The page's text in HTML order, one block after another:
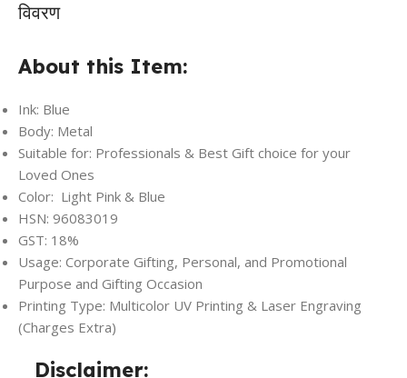
विवरण
About this Item:
Ink: Blue
Body: Metal
Suitable for: Professionals & Best Gift choice for your
Loved Ones
Color: Light Pink & Blue
HSN: 96083019
GST: 18%
Usage: Corporate Gifting, Personal, and Promotional
Purpose and Gifting Occasion
Printing Type: Multicolor UV Printing & Laser Engraving
(Charges Extra)
Disclaimer: